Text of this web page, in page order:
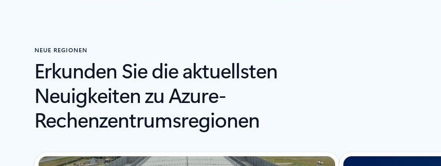
NEUE REGIONEN
Erkunden Sie die aktuellsten
Neuigkeiten zu Azure-
Rechenzentrumsregionen